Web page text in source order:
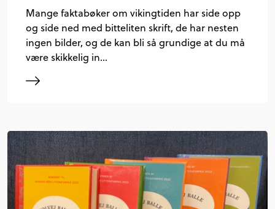
Mange faktabøker om vikingtiden har side opp
og side ned med bitteliten skrift, de har nesten
ingen bilder, og de kan bli så grundige at du må
være skikkelig in…